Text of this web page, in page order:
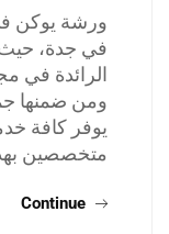
ورشة يوكن
في جدة، حيث
الرائدة في
ومن ضمنها
يوفر كافة
متخصصين
Continue